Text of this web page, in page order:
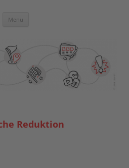
Akademie
Menü
Reduktion